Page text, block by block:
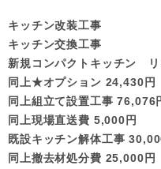
キッチン改装工事
キッチン交換工事
新規コンパクトキッチン
同上★オプション 24,430円
同上組立て設置工事 76,076
同上現場直送費 5,000円
既設キッチン解体工事
同上撤去材処分費 25,000円